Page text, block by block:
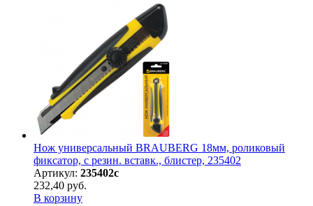
Нож универсальный BRAUBERG 18мм, роликовый
фиксатор, с резин. вставк., блистер, 235402
Артикул: 235402с
232,40 руб.
В корзину